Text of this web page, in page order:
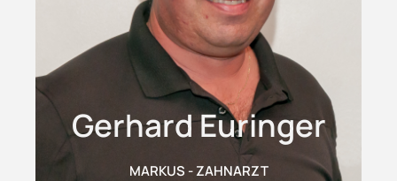
Gerhard Euringer
MARKUS - ZAHNARZT